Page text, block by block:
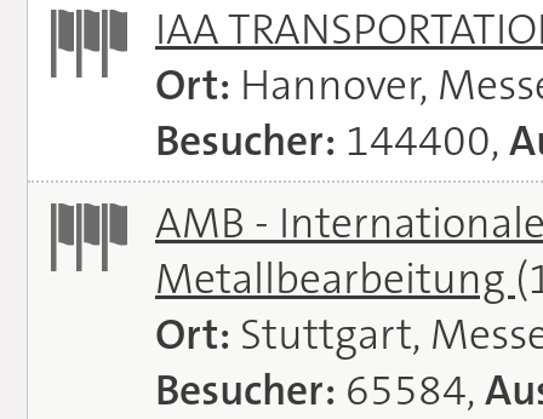
IAA
Ort: Hannover,
Besucher: 144400,
AMB -
Metallbearbeitung
Ort: Stuttgart,
Besucher: 65584,